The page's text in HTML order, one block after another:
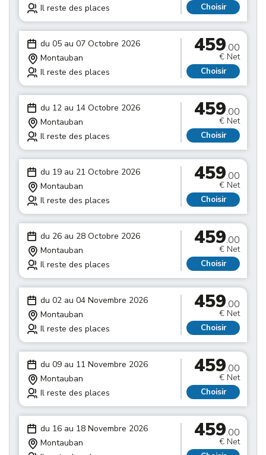
Il reste des places
Choisir
du 05 au 07 Octobre 2026
Montauban
Il reste des places
459.00
€ Net
Choisir
du 12 au 14 Octobre 2026
Montauban
Il reste des places
459.00
€ Net
Choisir
du 19 au 21 Octobre 2026
Montauban
Il reste des places
459.00
€ Net
Choisir
du 26 au 28 Octobre 2026
Montauban
Il reste des places
459.00
€ Net
Choisir
du 02 au 04 Novembre 2026
Montauban
Il reste des places
459.00
€ Net
Choisir
du 09 au 11 Novembre 2026
Montauban
Il reste des places
459.00
€ Net
Choisir
du 16 au 18 Novembre 2026
Montauban
459.00
€ Net